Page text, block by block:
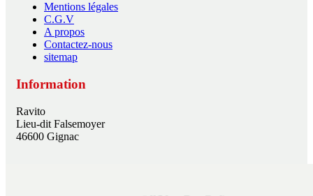
Mentions légales
C.G.V
A propos
Contactez-nous
sitemap
Information
Ravito
Lieu-dit Falsemoyer
46600 Gignac